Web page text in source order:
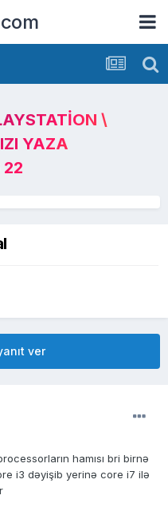
\
YAZA
22
ver
hamısı bri birnə
i3 dəyişib yerinə core i7 ilə